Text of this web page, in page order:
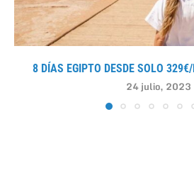
8 DÍAS EGIPTO DESDE SOLO
24 julio, 2023